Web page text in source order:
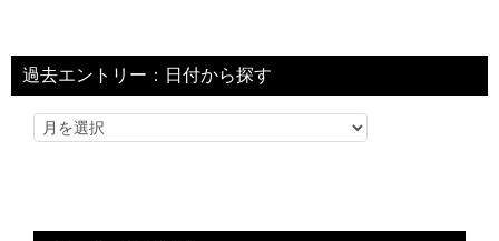
過去エントリー：日付から探す